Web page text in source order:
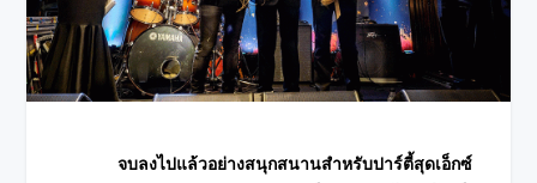
จบลงไปแล้วอย่างสนุกสนานสำหรับปาร์ตี้สุดเอ็กซ์